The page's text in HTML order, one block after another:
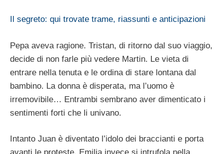
Il segreto: qui trovate trame, riassunti e anticipazioni
Pepa aveva ragione. Tristan, di ritorno dal suo viaggio,
decide di non farle più vedere Martin. Le vieta di
entrare nella tenuta e le ordina di stare lontana dal
bambino. La donna è disperata, ma l’uomo è
irremovibile… Entrambi sembrano aver dimenticato i
sentimenti forti che li univano.
Intanto Juan è diventato l’idolo dei braccianti e porta